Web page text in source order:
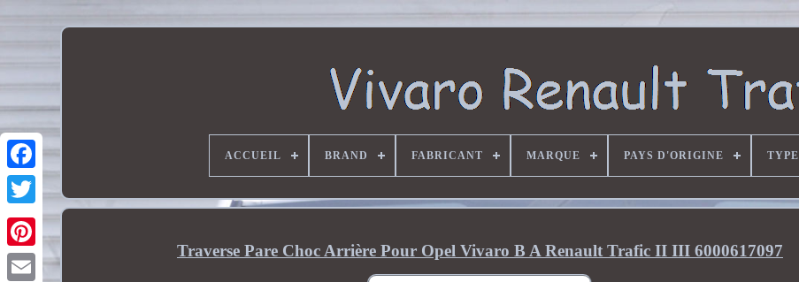
ACCUEIL BRAND FABRICANT MARQUE PAYS D'ORIGINE TYPE
Traverse Pare Choc Arrière Pour Opel Vivaro B A Renault Trafic II III 6000617097